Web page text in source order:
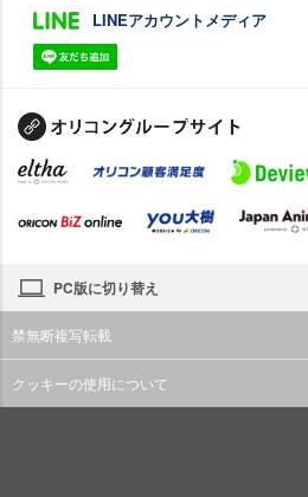
LINEアカウントメディア
PC版に切り替え
禁無断複写転載
クッキーの使用について